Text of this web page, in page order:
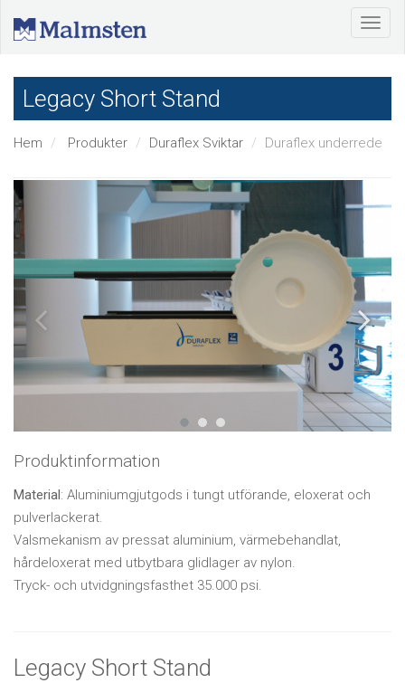
Legacy Short Stand
Hem Produkter Duraflex Sviktar Duraflex underrede
Produktinformation
Material: Aluminiumgjutgods i tungt utförande, eloxerat och
pulverlackerat.
Valsmekanism av pressat aluminium, värmebehandlat,
hårdeloxerat med utbytbara glidlager av nylon.
Tryck- och utvidgningsfasthet 35.000 psi.
Legacy Short Stand